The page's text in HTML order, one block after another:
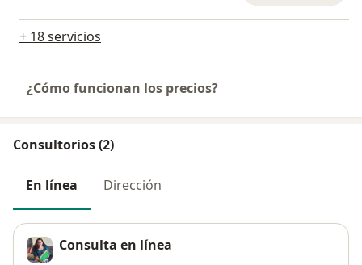
+ 18 servicios
¿Cómo funcionan los precios?
Consultorios (2)
En línea Dirección
Consulta en línea